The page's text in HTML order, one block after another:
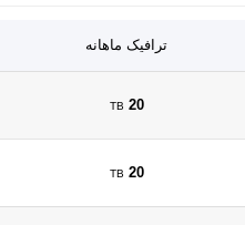
ترافیک ماهانه
20
TB
20
TB